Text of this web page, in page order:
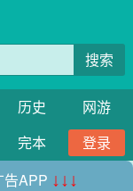
搜索
历史
网游
完本
登录
告APP ↓↓↓